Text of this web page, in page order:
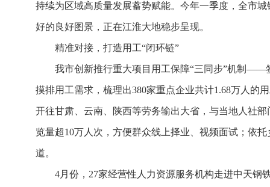
持续为区域高质量发展蓄势赋能。今年一季度，全市
好的良好图景，正在江淮大地稳步呈现。
精准对接，打造用工“闭环链”
我市创新推行重大项目用工保障“三同步”机制——
摸排用工需求，梳理出380家重点企业共计1.68万人的
开往甘肃、云南、陕西等劳务输出大省，与当地人社
览量超10万人次，方便群众线上择业、视频面试；依
道。
4月份，27家经营性人力资源服务机构走进中天钢